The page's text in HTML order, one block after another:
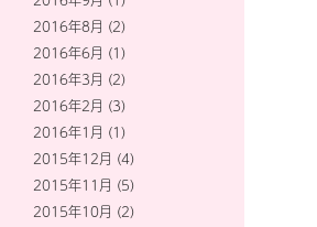
2016年8月 (2)
2016年6月 (1)
2016年3月 (2)
2016年2月 (3)
2016年1月 (1)
2015年12月 (4)
2015年11月 (5)
2015年10月 (2)